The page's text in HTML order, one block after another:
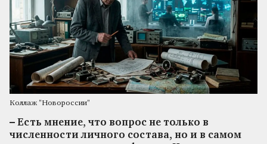
Коллаж "Новороссии"
– Есть мнение, что вопрос не только в
численности личного состава, но и в самом